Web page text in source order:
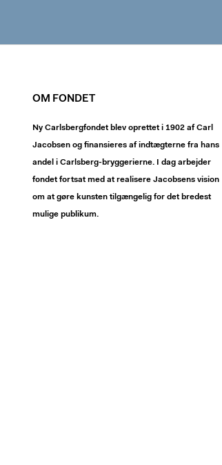
OM FONDET
Ny Carlsbergfondet blev oprettet i 1902 af Carl
Jacobsen og finansieres af indtægterne fra hans
andel i Carlsberg-bryggerierne. I dag arbejder
fondet fortsat med at realisere Jacobsens vision
om at gøre kunsten tilgængelig for det bredest
mulige publikum.